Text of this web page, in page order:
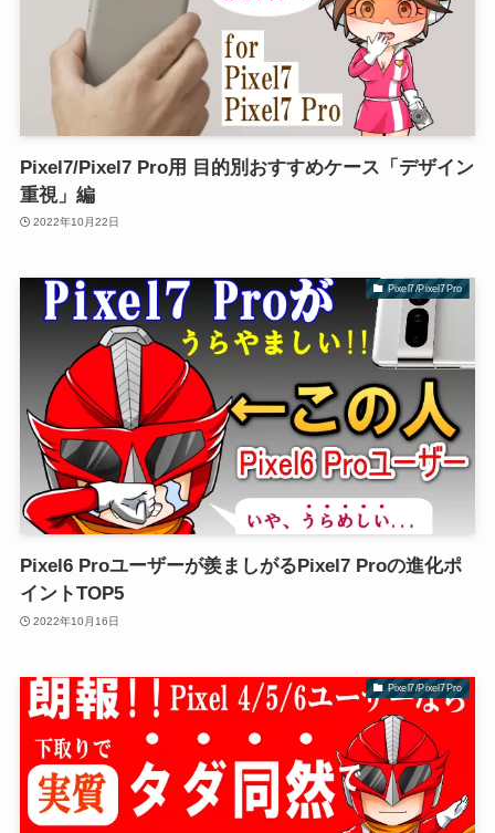
Pixel7/Pixel7 Pro用 目的別おすすめケース「デザイン
重視」編
2022年10月22日
Pixel7/Pixel7Pro
Pixel6 Proユーザーが羨ましがるPixel7 Proの進化ポ
イントTOP5
2022年10月16日
Pixel7/Pixel7Pro